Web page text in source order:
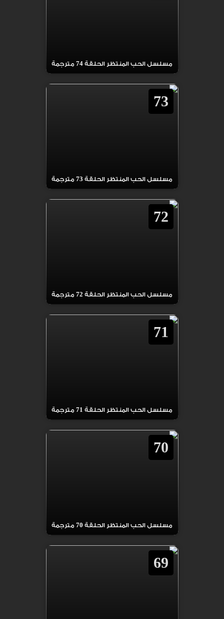
مسلسل الحب المنتظر الحلقة 74 مترجمة
73
مسلسل الحب المنتظر الحلقة 73 مترجمة
72
مسلسل الحب المنتظر الحلقة 72 مترجمة
71
مسلسل الحب المنتظر الحلقة 71 مترجمة
70
مسلسل الحب المنتظر الحلقة 70 مترجمة
69